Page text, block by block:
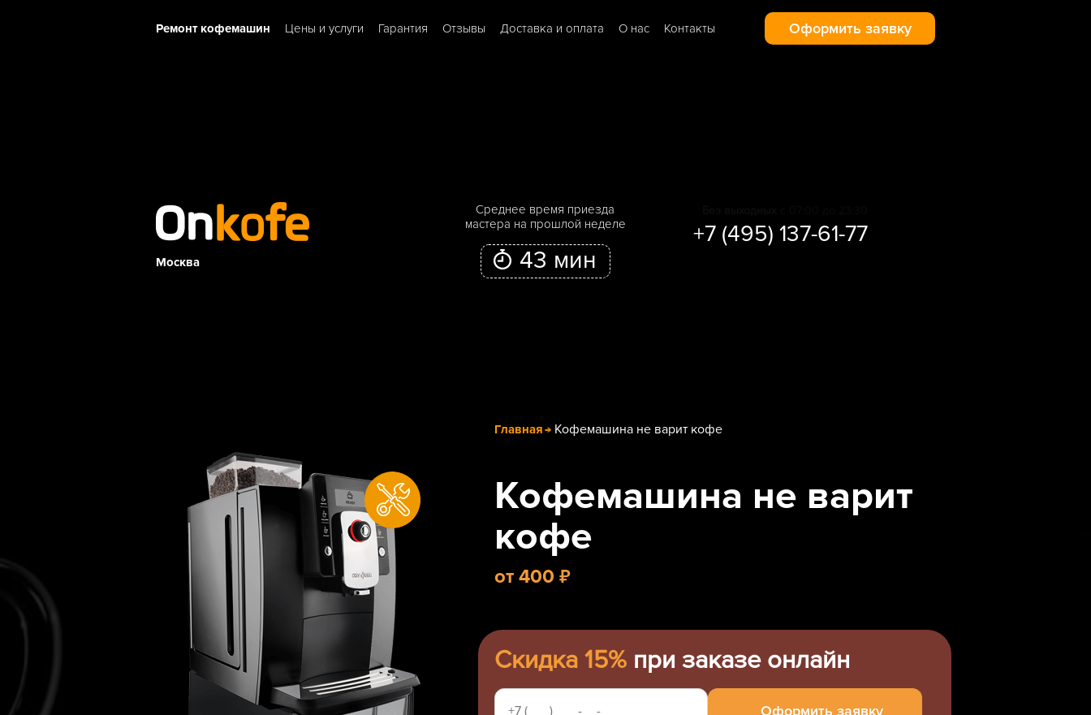
Ремонт кофемашин Цены и услуги Гарантия Отзывы Доставка и оплата О нас Контакты Оформить заявку
Москва
Cреднее время приезда
мастера на прошлой неделе
43 мин
+7 (495) 137-61-77
Главная Кофемашина не варит кофе
Кофемашина не варит
кофе
от 400 ₽
Скидка 15%при заказе онлайн